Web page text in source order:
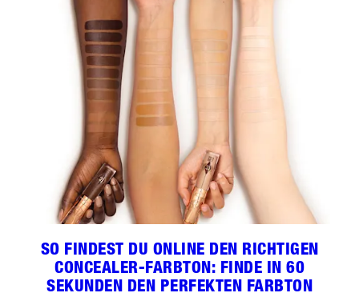
SO FINDEST DU ONLINE DEN RICHTIGEN
CONCEALER-FARBTON: FINDE IN 60
SEKUNDEN DEN PERFEKTEN FARBTON